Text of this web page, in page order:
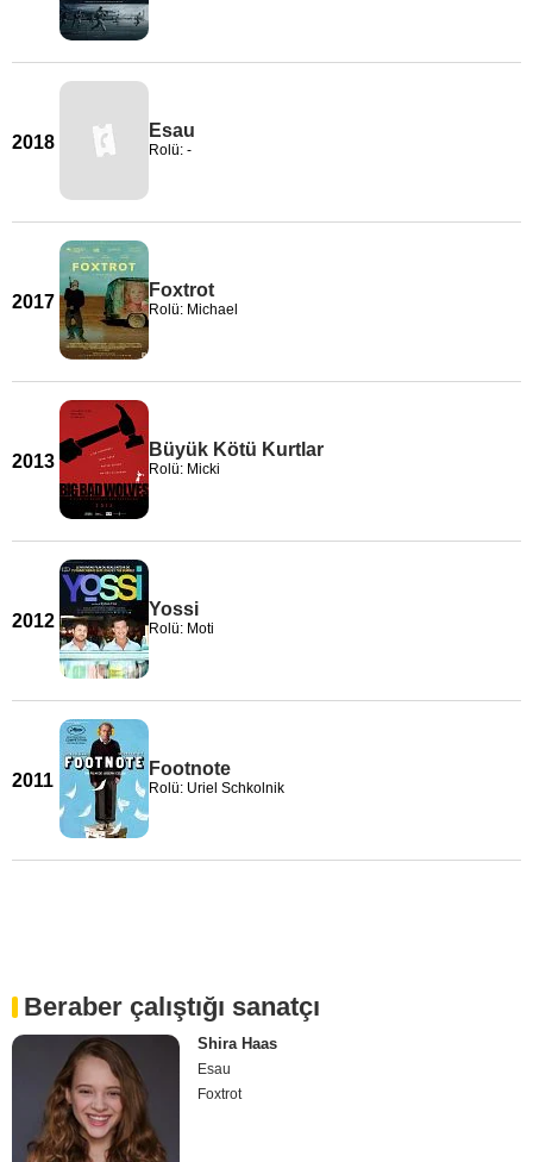
2018
Esau
Rolü: -
2017
Foxtrot
Rolü: Michael
2013
Büyük Kötü Kurtlar
Rolü: Micki
2012
Yossi
Rolü: Moti
2011
Footnote
Rolü: Uriel Schkolnik
Beraber çalıştığı sanatçı
Shira Haas
Esau
Foxtrot